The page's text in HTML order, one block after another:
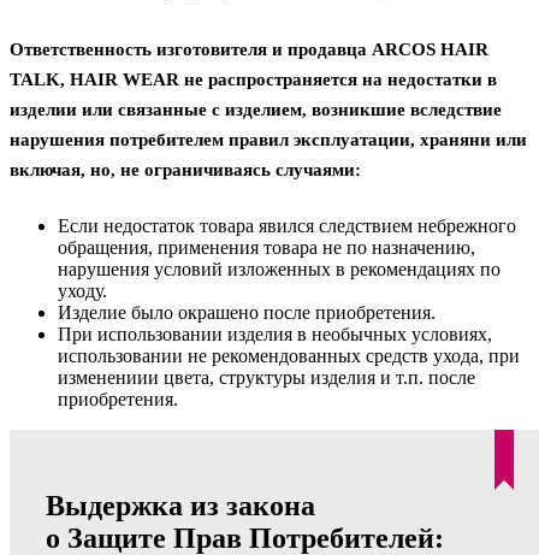
Ответственность изготовителя и продавца ARCOS HAIR
TALK, HAIR WEAR не распространяется на недостатки в
изделии или связанные с изделием, возникшие вследствие
нарушения потребителем правил эксплуатации, храняни или
включая, но, не ограничиваясь случаями:
Если недостаток товара явился следствием небрежного
обращения, применения товара не по назначению,
нарушения условий изложенных в рекомендациях по
уходу.
Изделие было окрашено после приобретения.
При использовании изделия в необычных условиях,
использовании не рекомендованных средств ухода, при
изменениии цвета, структуры изделия и т.п. после
приобретения.
Выдержка из закона
о Защите Прав Потребителей: